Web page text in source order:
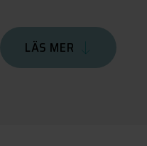
LÄS MER